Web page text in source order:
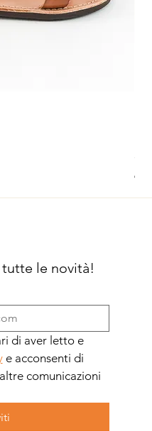
le novità!
di aver letto e
e acconsenti di
comunicazioni